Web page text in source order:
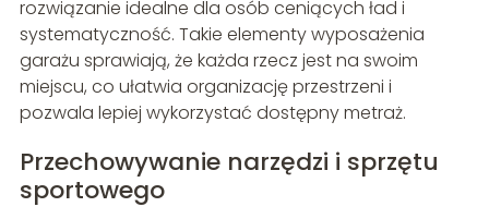
rozwiązanie idealne dla osób ceniących ład i
systematyczność. Takie elementy wyposażenia
garażu sprawiają, że każda rzecz jest na swoim
miejscu, co ułatwia organizację przestrzeni i
pozwala lepiej wykorzystać dostępny metraż.
Przechowywanie narzędzi i sprzętu
sportowego